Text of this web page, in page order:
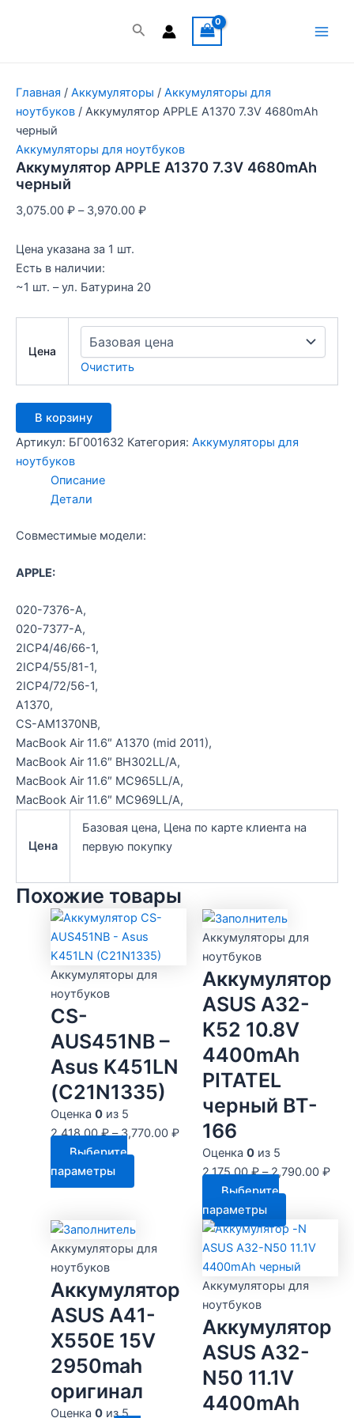
Поиск
Главная / Аккумуляторы / Аккумуляторы для
ноутбуков / Аккумулятор APPLE A1370 7.3V 4680mAh
черный
Аккумуляторы для ноутбуков
Аккумулятор APPLE A1370 7.3V 4680mAh
черный
3,075.00 ₽ – 3,970.00 ₽
Цена указана за 1 шт.
Есть в наличии:
~1 шт. – ул. Батурина 20
Цена
Очистить
Количество
товара
Аккумулятор
APPLE
4680mAh
В корзину
Артикул: БГ001632 Категория: Аккумуляторы для
ноутбуков
Описание
Детали
Совместимые модели:
APPLE:
020-7376-A,
020-7377-A,
2ICP4/46/66-1,
2ICP4/55/81-1,
2ICP4/72/56-1,
A1370,
CS-AM1370NB,
MacBook Air 11.6″ A1370 (mid 2011),
MacBook Air 11.6″ BH302LL/A,
MacBook Air 11.6″ MC965LL/A,
MacBook Air 11.6″ MC969LL/A,
Цена
Базовая цена, Цена по карте клиента на
первую покупку
Похожие товары
Аккумуляторы для
ноутбуков
CS-
AUS451NB –
Asus K451LN
(C21N1335)
Оценка 0из 5
2,418.00₽–3,770.00 ₽
Выберите
параметры
товар
несколько
вариаций.
можно
выбрать
на
странице
товара.
Аккумуляторы для
ноутбуков
Аккумулятор
ASUS A32-
K52 10.8V
4400mAh
PITATEL
черный BT-
166
Оценка 0из 5
2,175.00₽–2,790.00 ₽
Выберите
параметры
товар
имеет
несколько
вариаций.
можно
выбрать
на
странице
товара.
Аккумуляторы для
ноутбуков
Аккумулятор
ASUS A41-
X550E 15V
2950mah
оригинал
Оценка 0из 5
Аккумуляторы для
ноутбуков
Аккумулятор
ASUS A32-
N50 11.1V
4400mAh